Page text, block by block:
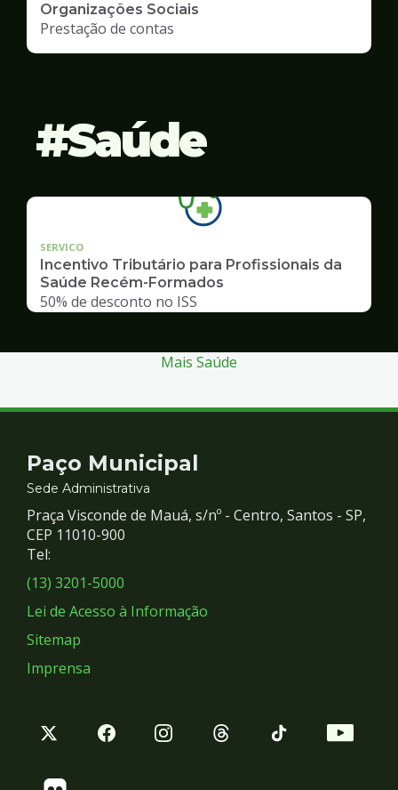
Organizações Sociais
Prestação de contas
Saúde
SERVICO
Incentivo Tributário para Profissionais da
Saúde Recém-Formados
50% de desconto no ISS
Mais Saúde
Contato
e
Redes
Sociais
Paço Municipal
Sede Administrativa
Praça Visconde de Mauá, s/nº - Centro, Santos - SP,
CEP 11010-900
Tel:
(13) 3201-5000
Lei de Acesso à Informação
Sitemap
Imprensa